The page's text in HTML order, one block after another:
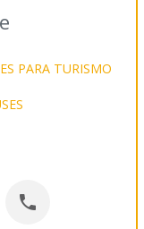
PARA TURISMO
